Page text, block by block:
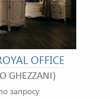
OFFICE
GHEZZANI)
запросу